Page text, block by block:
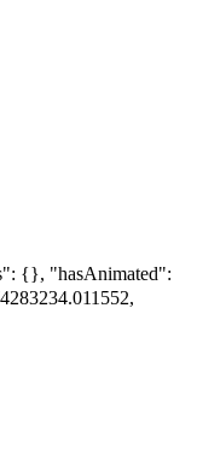
{}, "hasAnimated":